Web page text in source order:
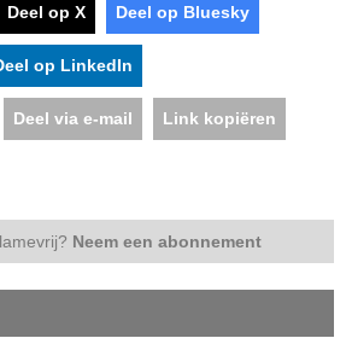
Deel op X Deel op Bluesky
op LinkedIn
Deel via e-mail Link kopiëren
Neem een abonnement